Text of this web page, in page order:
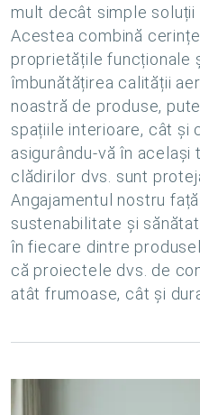
mult decât simple
Acestea combină
proprietățile funcționale
îmbunătățirea calității
noastră de produse,
spațiile interioare, cât și
asigurându-vă în
clădirilor dvs. sunt
Angajamentul nostru
sustenabilitate și
în fiecare dintre
că proiectele dvs. de
atât frumoase, cât și